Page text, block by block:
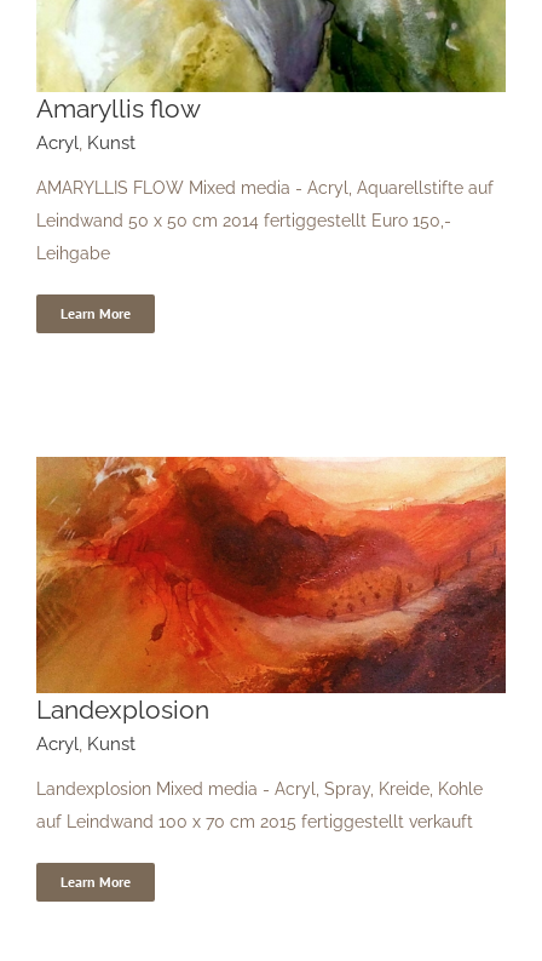
Amaryllis flow
Acryl, Kunst
AMARYLLIS FLOW Mixed media - Acryl, Aquarellstifte auf
Leindwand 50 x 50 cm 2014 fertiggestellt Euro 150,-
Leihgabe
Learn More
Landexplosion
Landexplosion
Acryl, Kunst
Landexplosion Mixed media - Acryl, Spray, Kreide, Kohle
auf Leindwand 100 x 70 cm 2015 fertiggestellt verkauft
Learn More